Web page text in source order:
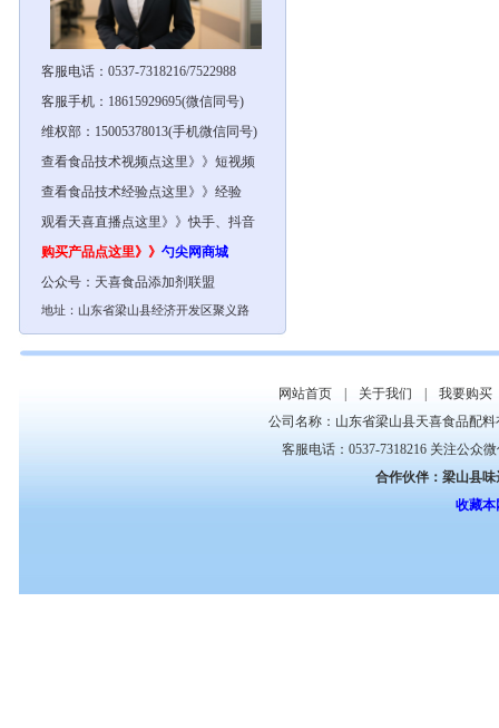
客服电话：0537-7318216/7522988
客服手机：18615929695(微信同号)
维权部：15005378013(手机微信同号)
查看食品技术视频点这里》》短视频
查看食品技术经验点这里》》经验
观看天喜直播点这里》》快手、抖音
购买产品点这里》》 勺尖网商城
公众号： 天喜食品添加剂联盟
地址：山东省梁山县经济开发区聚义路
网站首页 关于我们
我要购买
公司名称：山东省梁山县天喜食品配
客服电话：0537-7318216 关注公众
合作伙伴： 梁山县味
收藏